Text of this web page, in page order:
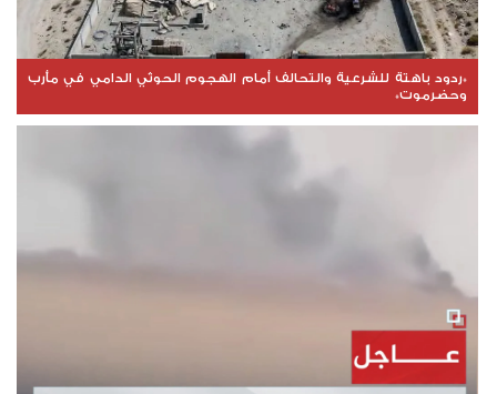
*ردود باهتة للشرعية والتحالف أمام الهجوم الحوثي الدامي في مأرب
وحضرموت*